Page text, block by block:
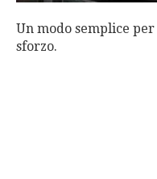
Un modo semplice
sforzo.